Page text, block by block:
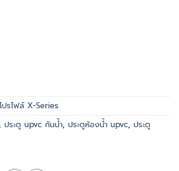
ปรไฟล์ X-Series
, ประตู upvc กันน้ำ, ประตูห้องน้ำ upvc, ประตู